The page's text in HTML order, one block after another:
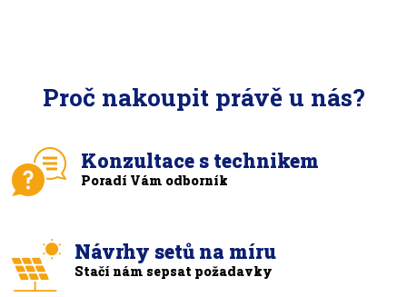
Proč nakoupit právě u nás?
Konzultace s technikem
Poradí Vám odborník
Návrhy setů na míru
Stačí nám sepsat požadavky